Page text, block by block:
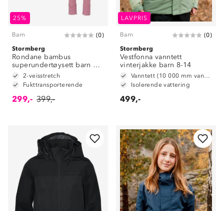
25%
Barn (0)
Stormberg
Rondane bambus
superundertøysett barn 8-
14
2-veisstretch
Fukttransporterende
299,- 399,-
LAVPRIS
Barn (0)
Stormberg
Vestfonna vanntett
vinterjakke barn 8-14
Vanntett (10 000 mm vannsøyle)
Isolerende vattering
499,-